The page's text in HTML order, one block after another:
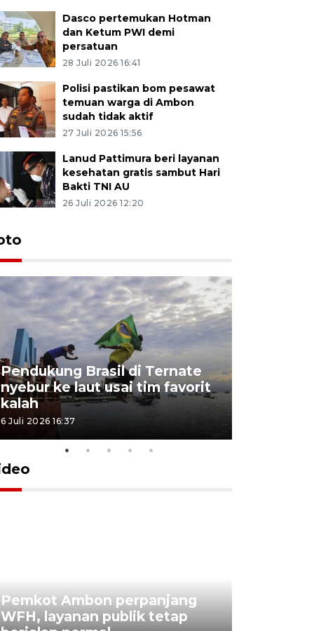
Dasco pertemukan Hotman
dan Ketum PWI demi
persatuan
28 Juli 2026 16:41
Polisi pastikan bom pesawat
temuan warga di Ambon
sudah tidak aktif
27 Juli 2026 15:56
Lanud Pattimura beri layanan
kesehatan gratis sambut Hari
Bakti TNI AU
26 Juli 2026 12:20
Pendukung Brasil di Ternate
nyebur ke laut usai tim favorit
kalah
6 Juli 2026 16:37
Pemkot Ambon perpanjang
WFH, layanan publik tetap